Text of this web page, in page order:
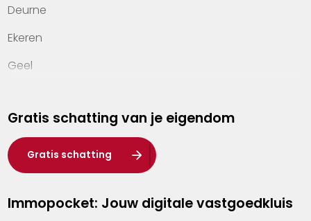
Contact
Deurne
Ekeren
Geel
Hasselt
Heist-op-den-Berg
Herentals
Kalmthout
Gratis schatting van je eigendom
Gratis schatting
Immopocket: Jouw digitale vastgoedkluis